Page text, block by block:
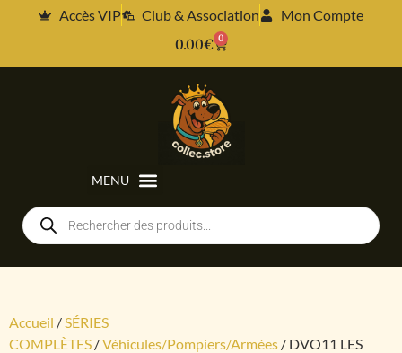
Accès VIP Club & Association
Mon Compte
0.00€ 0
Accueil /SÉRIES
COMPLÈTES /Véhicules/Pompiers/Armées / DVO11 LES